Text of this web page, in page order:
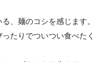
、麺のコシを感じます。
たりでついつい食べたく